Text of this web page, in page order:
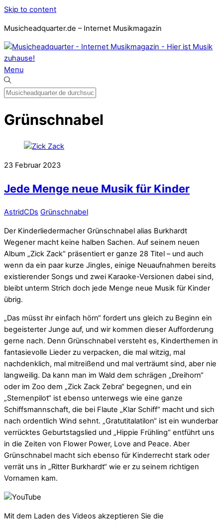
Skip to content
Musicheadquarter.de – Internet Musikmagazin
Menu
Grünschnabel
23 Februar 2023
Jede Menge neue Musik für Kinder
AstridCDs Grünschnabel
Der Kinderliedermacher Grünschnabel alias Burkhardt
Wegener macht keine halben Sachen. Auf seinem neuen
Album „Zick Zack“ präsentiert er ganze 28 Titel – und auch
wenn da ein paar kurze Jingles, einige Neuaufnahmen bereits
existierender Songs und zwei Karaoke-Versionen dabei sind,
bleibt unterm Strich doch jede Menge neue Musik für Kinder
übrig.
„Das müsst ihr einfach hörn“ fordert uns gleich zu Beginn ein
begeisterter Junge auf, und wir kommen dieser Aufforderung
gerne nach. Denn Grünschnabel versteht es, Kinderthemen in
fantasievolle Lieder zu verpacken, die mal witzig, mal
nachdenklich, mal mitreißend und mal verträumt sind, aber nie
langweilig. Da kann man im Wald dem schrägen „Dreihorn“
oder im Zoo dem „Zick Zack Zebra“ begegnen, und ein
„Sternenpilot“ ist ebenso unterwegs wie eine ganze
Schiffsmannschaft, die bei Flaute „Klar Schiff“ macht und sich
nach ordentlich Wind sehnt. „Gratutitalatilon“ ist ein wunderbar
verrücktes Geburtstagslied und „Hippie Frühling“ entführt uns
in die Zeiten von Flower Power, Love and Peace. Aber
Grünschnabel macht sich ebenso für Kinderrecht stark oder
verrät uns in „Ritter Burkhardt“ wie er zu seinem richtigen
Vornamen kam.
Mit dem Laden des Videos akzeptieren Sie die